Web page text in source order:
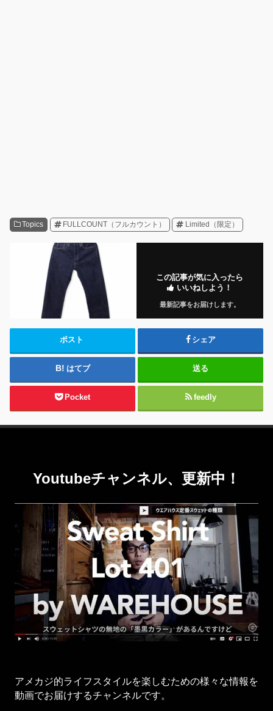
Topics FULLCOUNT（フルカウント） Limited（限定）
この記事が気に入ったら
いいねしよう！
最新記事をお届けします。
ポスト シェア
はてブ 送る
Pocket feedly
Youtubeチャンネル、更新中！
アメカジ的ライフスタイルを楽しむための様々な情報を
動画でお届けするチャンネルです。